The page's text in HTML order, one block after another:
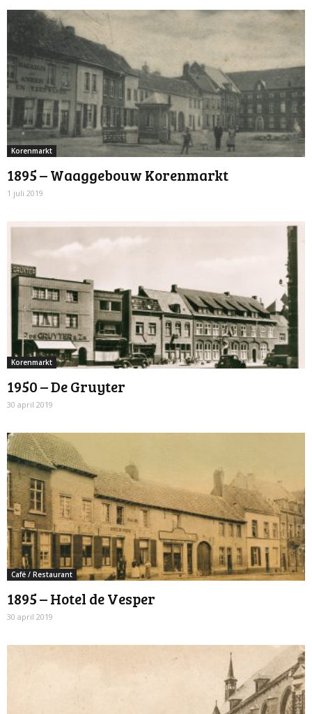
Korenmarkt
1895 – Waaggebouw Korenmarkt
1 juli 2019
Korenmarkt
1950 – De Gruyter
30 april 2019
Café / Restaurant
1895 – Hotel de Vesper
30 april 2019